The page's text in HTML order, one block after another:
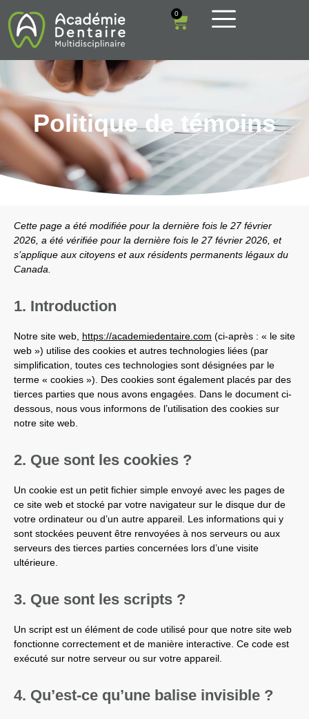
0
Politique de témoins
Cette page a été modifiée pour la dernière fois le 27 février
2026, a été vérifiée pour la dernière fois le 27 février 2026, et
s’applique aux citoyens et aux résidents permanents légaux du
Canada.
1. Introduction
Notre site web, https://academiedentaire.com (ci-après : « le site
web ») utilise des cookies et autres technologies liées (par
simplification, toutes ces technologies sont désignées par le
terme « cookies »). Des cookies sont également placés par des
tierces parties que nous avons engagées. Dans le document ci-
dessous, nous vous informons de l’utilisation des cookies sur
notre site web.
2. Que sont les cookies ?
Un cookie est un petit fichier simple envoyé avec les pages de
ce site web et stocké par votre navigateur sur le disque dur de
votre ordinateur ou d’un autre appareil. Les informations qui y
sont stockées peuvent être renvoyées à nos serveurs ou aux
serveurs des tierces parties concernées lors d’une visite
ultérieure.
3. Que sont les scripts ?
Un script est un élément de code utilisé pour que notre site web
fonctionne correctement et de manière interactive. Ce code est
exécuté sur notre serveur ou sur votre appareil.
4. Qu’est-ce qu’une balise invisible ?